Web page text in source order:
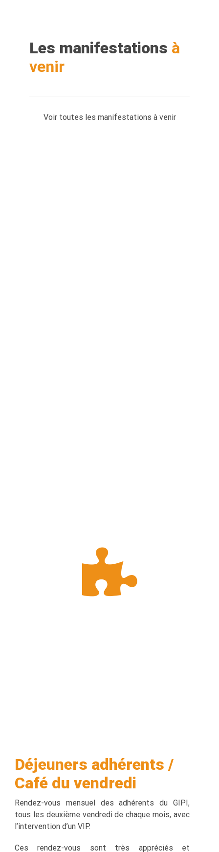
Les manifestations à
venir
Voir toutes les manifestations à venir
Déjeuners adhérents /
Café du vendredi
Rendez-vous mensuel des adhérents du GIPI,
tous les deuxième vendredi de chaque mois, avec
l’intervention d’un VIP.
Ces rendez-vous sont très appréciés et